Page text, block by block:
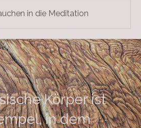
in die Meditation
Körper ist
in dem